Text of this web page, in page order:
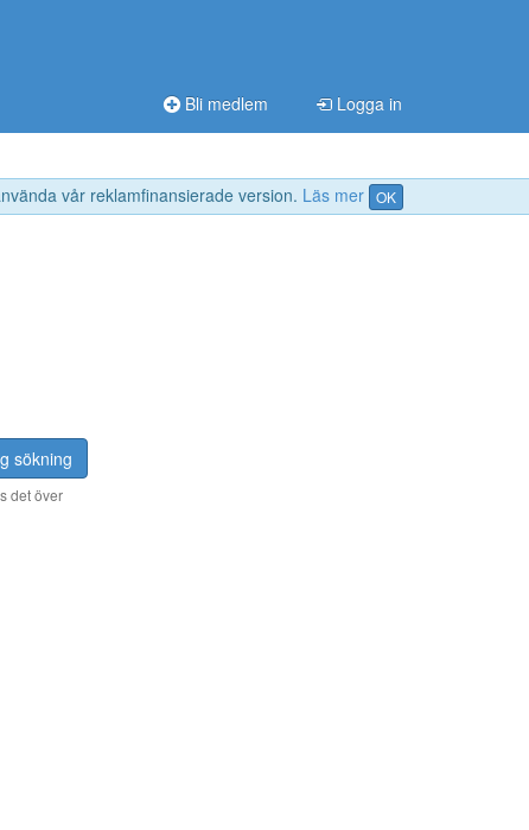
vår reklamfinansierade version. Läs mer OK
Bli medlem Logga in
sökning
det över